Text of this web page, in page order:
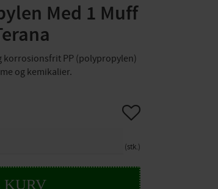
Med 1 Muff
korrosionsfrit PP (polypropylen)
og kemikalier.
stk.
Gem som favorit